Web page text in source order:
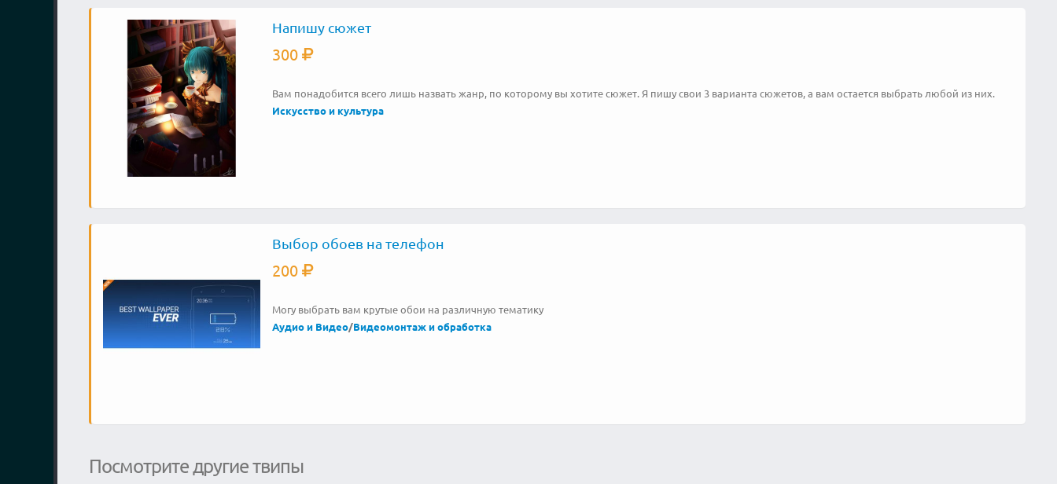
Напишу сюжет
300
Вам понадобится всего лишь назвать жанр, по которому вы хотите сюжет. Я пишу свои 3 варианта сюжетов, а вам остается выбрать любой из них.
Искусство и культура
Выбор обоев на телефон
200
Могу выбрать вам крутые обои на различную тематику
Аудио и Видео/Видеомонтаж и обработка
Посмотрите другие твипы